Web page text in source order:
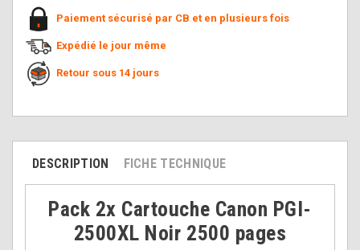
Paiement sécurisé par CB et en plusieurs fois
Expédié le jour même
Retour sous 14 jours
DESCRIPTION FICHE TECHNIQUE
Pack 2x Cartouche Canon PGI-
2500XL Noir 2500 pages